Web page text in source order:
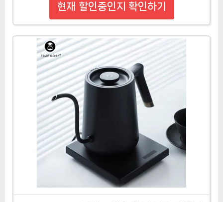
현재 할인중인지 확인하기